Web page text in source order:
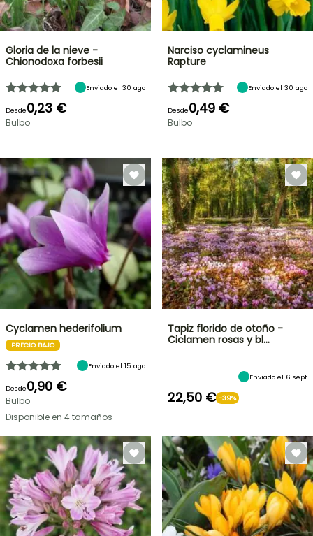
Gloria de la nieve -
Chionodoxa forbesii
Enviado el 30 ago
Desde0,23 €
Bulbo
Narciso cyclamineus
Rapture
Enviado el 30 ago
Desde0,49 €
Bulbo
Cyclamen hederifolium
PRECIO BAJO
Enviado el 15 ago
Desde0,90 €
Bulbo
Disponible en 4 tamaños
Tapiz florido de otoño -
Ciclamen rosas y bl…
Enviado el 6 sept
22,50 € -39%